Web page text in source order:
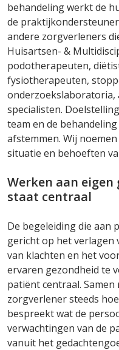
behandeling werkt de
de
andere zorgverleners
Huisartsen- &
podotherapeuten,
fysiotherapeuten,
onderzoekslaboratoria,
specialisten.
team en de
afstemmen. Wij
situatie en behoeften
Werken aan
staat centraal
De begeleiding die aan
gericht op het verlagen
van klachten en het
ervaren gezondheid te
patiënt centraal.
zorgverlener steeds
bespreekt wat de
verwachtingen van de
vanuit het